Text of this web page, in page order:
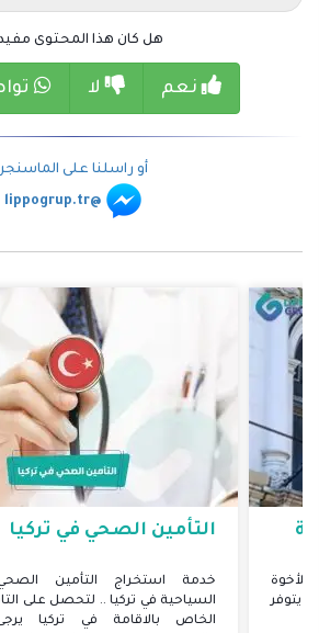
هل كان هذا المحتوى
نعم لا
أو راسلنا على الماسنجر
@lippogrup.tr
يتوفر
التأمين الصحي في تركيا
خدمة استخراج التأمين الصحي
السياحية في تركيا .. لتحصل على
الخاص بالاقامة في تركيا